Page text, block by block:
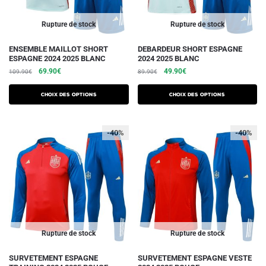
page
page
Rupture de stock
ENSEMBLE MAILLOT SHORT
ESPAGNE 2024 2025 BLANC
109.90€
Le
initial
était :
69.90€Le
actuel
est :
Choix des options
Ce
produit
a
plusieurs
variations.
peuvent
être
choisies
sur
la
page
Rupture de stock
DEBARDEUR SHORT ESPAGNE
2024 2025 BLANC
89.90€
Le
initial
était :
49.90€Le
actuel
est :
Choix des options
Ce
produit
a
plusieurs
variations.
peuvent
être
choisies
sur
la
page
Rupture de stock
-40%
SURVETEMENT ESPAGNE
Ce
Rupture de stock
-40%
SURVETEMENT ESPAGNE VESTE
Ce